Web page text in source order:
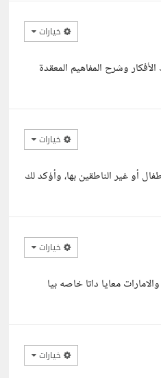
خيارات
في تبسيط الأفكار وشرح المفاهيم المعقدة
خيارات
أو غير الناطقين بها، وأؤكد لك
خيارات
معايا داتا خاصه بيا
خيارات